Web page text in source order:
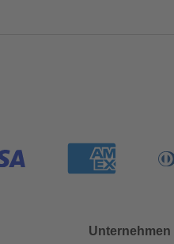
Unternehmen